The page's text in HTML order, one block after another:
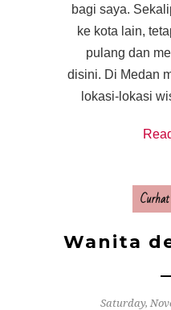
bagi saya.
ke kota lain,
pulang dan
disini. Di Medan
lokasi-lokasi
Curhat
Wanita
Saturday,